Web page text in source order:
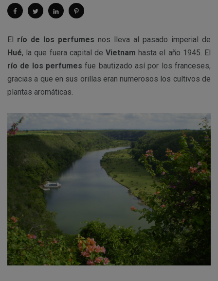
El río de los perfumes nos lleva al pasado imperial de
Hué, la que fuera capital de Vietnam hasta el año 1945. El
río de los perfumes fue bautizado así por los franceses,
gracias a que en sus orillas eran numerosos los cultivos de
plantas aromáticas.